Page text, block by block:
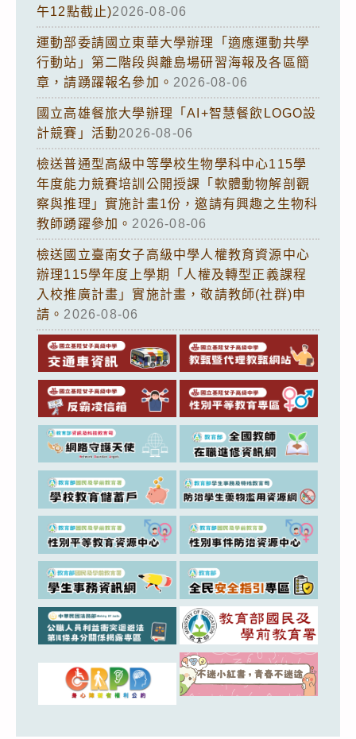
午12點截止)2026-08-06
運動部委請國立東華大學辦理「適應運動共學
行動站」第二階段與離島場研習海報及各區簡
章，請踴躍報名參加。 2026-08-06
國立高雄餐旅大學辦理「AI+智慧餐飲LOGO設
計競賽」活動2026-08-06
檢送普通型高級中等學校生物學科中心115學
年度能力競賽培訓公開授課「軟體動物解剖觀
察與推理」實施計畫1份，邀請有興趣之生物科
教師踴躍參加。 2026-08-06
檢送國立臺南女子高級中學人權教育資源中心
辦理115學年度上學期「人權及轉型正義課程
入校推廣計畫」實施計畫，敬請教師(社群)申
請。 2026-08-06